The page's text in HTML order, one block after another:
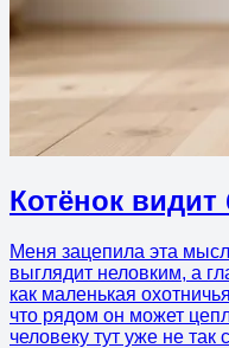
Котёнок
Меня зацепила эта
выглядит неловким, а
как маленькая
что рядом он может
человеку тут уже не так